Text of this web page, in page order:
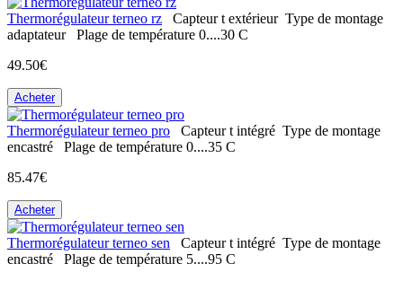
Thermorégulateur terneo rz Capteur t extérieur Type de montage
adaptateur
Plage de température 0....30 С
49.50€
Acheter
Thermorégulateur terneo pro Capteur t intégré Type de montage
encastré
Plage de température 0....35 С
85.47€
Acheter
Thermorégulateur terneo sen Capteur t intégré Type de montage
encastré
Plage de température 5....95 С